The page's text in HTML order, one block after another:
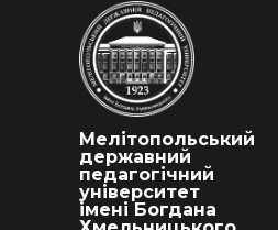
Мелітопольський
державний
педагогічний
університет
імені Богдана